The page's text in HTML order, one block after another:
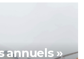
annuels »